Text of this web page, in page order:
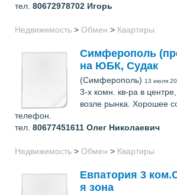
тел. 80672978702 Игорь
Недвижимость > Обмен > Квартиры
Симферополь
на ЮБК, Судак
(Симферополь) 13 июля
3-х комн. кв-ра в
возле рынка. Хорошее
телефон.
тел. 80677451611 Олег Николаевич
Недвижимость > Обмен > Квартиры
Евпатория 3
я зона